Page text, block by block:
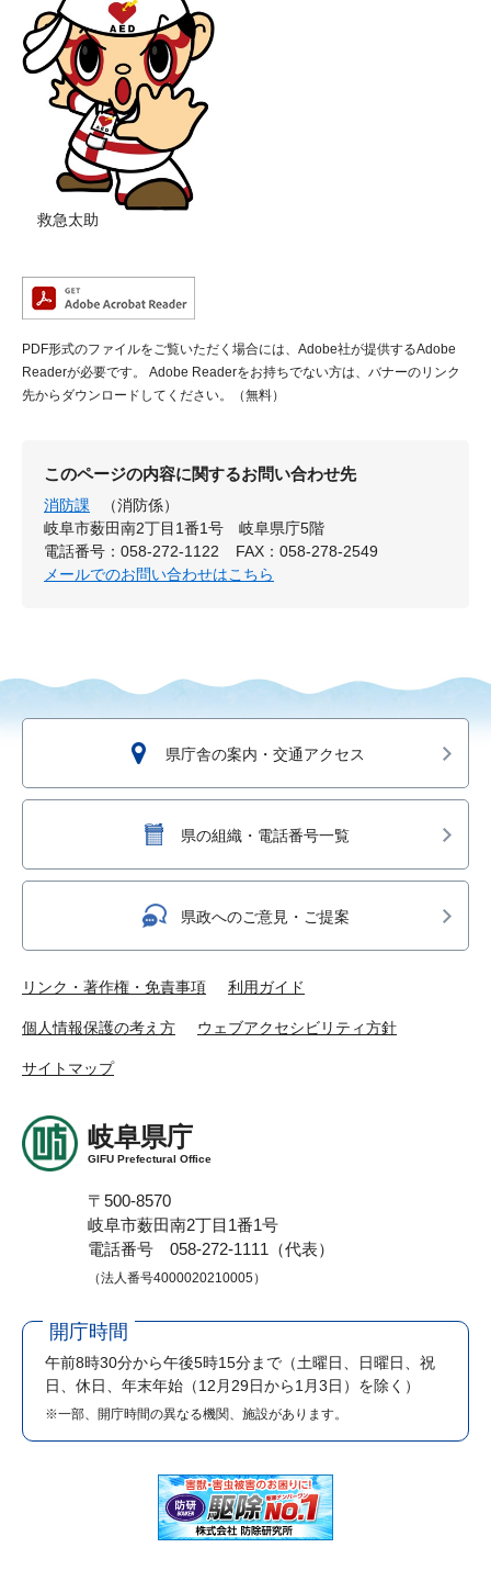
救急太助
PDF形式のファイルをご覧いただく場合には、Adobe社が提供するAdobe
Readerが必要です。
Adobe Readerをお持ちでない方は、バナーのリンク
先からダウンロードしてください。（無料）
このページの内容に関するお問い合わせ先
消防課
（消防係）
岐阜市薮田南2丁目1番1号 岐阜県庁5階
電話番号：058-272-1122
FAX：058-278-2549
メールでのお問い合わせはこちら
県庁舎の案内・交通アクセス
県の組織・電話番号一覧
県政へのご意見・ご提案
リンク・著作権・免責事項 利用ガイド
個人情報保護の考え方 ウェブアクセシビリティ方針
サイトマップ
岐阜県庁
GIFU Prefectural Office
〒500-8570
岐阜市薮田南2丁目1番1号
電話番号 058-272-1111（代表）
（法人番号4000020210005）
開庁時間
午前8時30分から午後5時15分まで （土曜日、日曜日、祝
日、休日、年末年始（12月29日から1月3日）を除く）
※一部、開庁時間の異なる機関、施設があります。